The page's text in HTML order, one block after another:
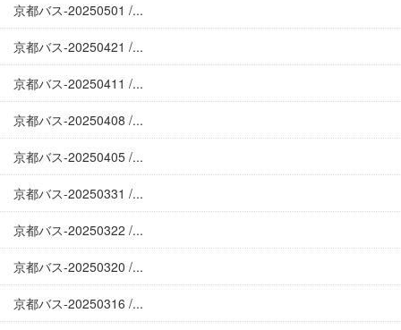
京都バス-20250501 /...
京都バス-20250421 /...
京都バス-20250411 /...
京都バス-20250408 /...
京都バス-20250405 /...
京都バス-20250331 /...
京都バス-20250322 /...
京都バス-20250320 /...
京都バス-20250316 /...